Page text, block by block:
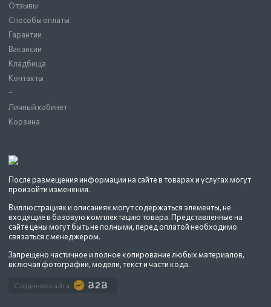
После размещения информации на сайте в товарах и услугах могут
произойти изменения.
В иллюстрациях и описаниях могут содержаться элементы, не
входящие в базовую комплектацию товара. Представленные на
сайте цены могут быть не полными, перед оплатой необходимо
связаться с менеджером.
Запрещено частичное и полное копирование любых материалов,
включая фотографии, модели, текст и части кода.
Создание сайта
Отзывы
Способы оплаты
Гарантии
Вакансии
Кладбища
Контакты
–
Личный кабинет
Корзина